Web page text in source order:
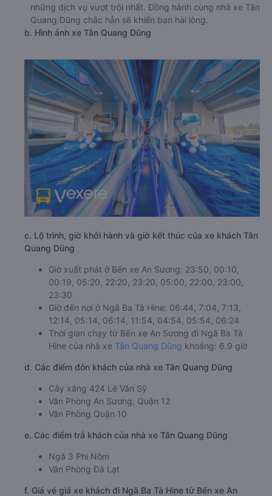
những dịch vụ vượt trội nhất. Đồng hành cùng nhà xe Tân
Quang Dũng chắc hẳn sẽ khiến bạn hài lòng.
b. Hình ảnh xe Tân Quang Dũng
c. Lộ trình, giờ khởi hành và giờ kết thúc của xe khách Tân
Quang Dũng
Giờ xuất phát ở Bến xe An Sương: 23:50, 00:10,
00:19, 05:20, 22:20, 23:20, 05:00, 22:00, 23:00,
23:30
Giờ đến nơi ở Ngã Ba Tà Hine: 06:44, 7:04, 7:13,
12:14, 05:14, 06:14, 11:54, 04:54, 05:54, 06:24
Thời gian chạy từ Bến xe An Sương đi Ngã Ba Tà
Hine của nhà xe Tân Quang Dũng khoảng: 6.9 giờ
d. Các điểm đón khách của nhà xe Tân Quang Dũng
Cây xăng 424 Lê Văn Sỹ
Văn Phòng An Sương, Quận 12
Văn Phòng Quận 10
e. Các điểm trả khách của nhà xe Tân Quang Dũng
Ngã 3 Phi Nôm
Văn Phòng Đà Lạt
f. Giá vé giá xe khách đi Ngã Ba Tà Hine từ Bến xe An